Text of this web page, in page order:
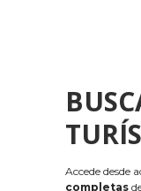
Accede desde
completas